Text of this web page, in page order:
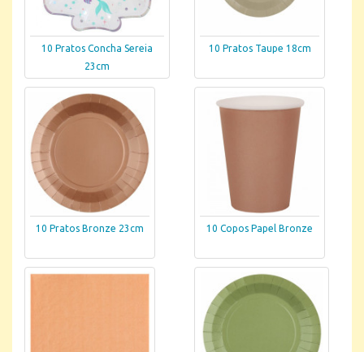
10 Pratos Concha Sereia
23cm
10 Pratos Taupe 18cm
10 Pratos Bronze 23cm 10 Copos Papel Bronze